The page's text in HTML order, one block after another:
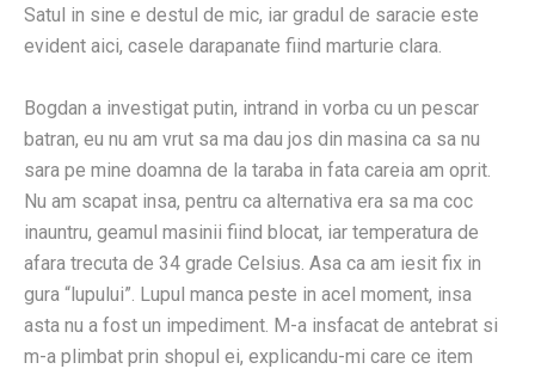
Satul in sine e destul de mic, iar gradul de saracie este
evident aici, casele darapanate fiind marturie clara.
Bogdan a investigat putin, intrand in vorba cu un pescar
batran, eu nu am vrut sa ma dau jos din masina ca sa nu
sara pe mine doamna de la taraba in fata careia am oprit.
Nu am scapat insa, pentru ca alternativa era sa ma coc
inauntru, geamul masinii fiind blocat, iar temperatura de
afara trecuta de 34 grade Celsius. Asa ca am iesit fix in
gura “lupului”. Lupul manca peste in acel moment, insa
asta nu a fost un impediment. M-a insfacat de antebrat si
m-a plimbat prin shopul ei, explicandu-mi care ce item